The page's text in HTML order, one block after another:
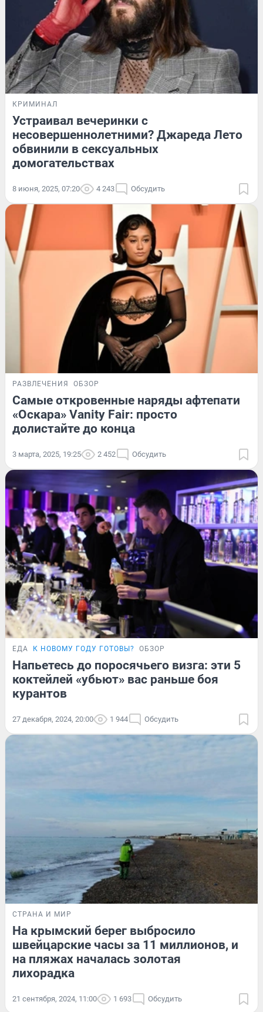
КРИМИНАЛ
Устраивал вечеринки с
несовершеннолетними? Джареда Лето
обвинили в сексуальных
домогательствах
8 июня, 2025, 07:20 4 243 Обсудить
РАЗВЛЕЧЕНИЯ ОБЗОР
Самые откровенные наряды афтепати
«Оскара» Vanity Fair: просто
долистайте до конца
3 марта, 2025, 19:25 2 452 Обсудить
ЕДА К НОВОМУ ГОДУ ГОТОВЫ? ОБЗОР
Напьетесь до поросячьего визга: эти 5
коктейлей «убьют» вас раньше боя
курантов
27 декабря, 2024, 20:00 1 944 Обсудить
СТРАНА И МИР
На крымский берег выбросило
швейцарские часы за 11 миллионов, и
на пляжах началась золотая
лихорадка
21 сентября, 2024, 11:00 1 693 Обсудить